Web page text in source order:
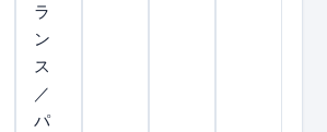
ラ
ン
ス
／
パ